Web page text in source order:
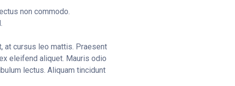
non commodo.
at cursus leo mattis. Praesent
eleifend aliquet. Mauris odio
lectus. Aliquam tincidunt